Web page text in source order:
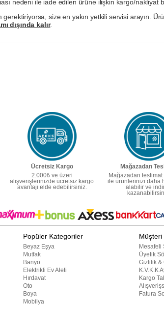
nedeni ile iade edilen ürüne ilişkin kargo/nakliyat
gerektiriyorsa, size en yakın yetkili servisi arayın.
dışında kalır.
Ücretsiz Kargo
2.000₺ ve üzeri
alışverişlerinizde ücretsiz kargo
avantajı elde edebilirsiniz.
Mağazadan
Mağazadan
ile ürünlerinizi daha
alabilir ve
Popüler Kategoriler
Beyaz Eşya
Mutfak
Banyo
Elektrikli Ev Aleti
Hırdavat
Oto
Boya
Mobilya
Müşteri
Mesafeli
Üyelik
Gizlilik &
K.V.K.K
Kargo
Fatura